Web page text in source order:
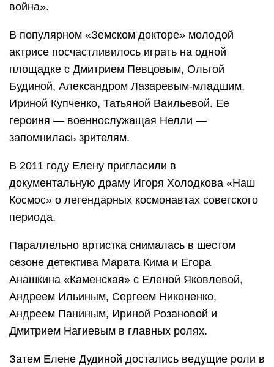
война».
В популярном «Земском докторе» молодой
актрисе посчастливилось играть на одной
площадке с Дмитрием Певцовым, Ольгой
Будиной, Александром Лазаревым-младшим,
Ириной Купченко, Татьяной Ваильевой. Ее
героиня — военнослужащая Нелли —
запомнилась зрителям.
В 2011 году Елену пригласили в
документальную драму Игоря Холодкова «Наш
Космос» о легендарных космонавтах советского
периода.
Параллельно артистка снималась в шестом
сезоне детектива Марата Кима и Егора
Анашкина «Каменская» с Еленой Яковлевой,
Андреем Ильиным, Сергеем Никоненко,
Андреем Паниным, Ириной Розановой и
Дмитрием Нагиевым в главных ролях.
Затем Елене Дудиной достались ведущие роли в